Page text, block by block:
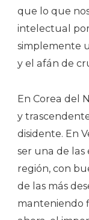
que lo que
intelectual
simplemente
y el afán de
En Corea del
y
disidente. En
ser una de las
región, con
de las más
manteniendo